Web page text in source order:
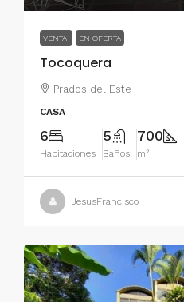
VENTA EN OFERTA
Tocoquera
Prados del Este
CASA
6
Habitaciones
5
Baños
700
m²
JesusFrancisco